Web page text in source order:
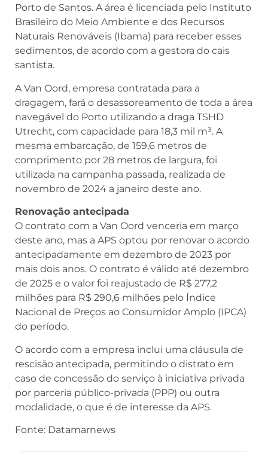
Porto de Santos. A área é licenciada pelo Instituto
Brasileiro do Meio Ambiente e dos Recursos
Naturais Renováveis (Ibama) para receber esses
sedimentos, de acordo com a gestora do cais
santista.
A Van Oord, empresa contratada para a
dragagem, fará o desassoreamento de toda a área
navegável do Porto utilizando a draga TSHD
Utrecht, com capacidade para 18,3 mil m³. A
mesma embarcação, de 159,6 metros de
comprimento por 28 metros de largura, foi
utilizada na campanha passada, realizada de
novembro de 2024 a janeiro deste ano.
Renovação antecipada
O contrato com a Van Oord venceria em março
deste ano, mas a APS optou por renovar o acordo
antecipadamente em dezembro de 2023 por
mais dois anos. O contrato é válido até dezembro
de 2025 e o valor foi reajustado de R$ 277,2
milhões para R$ 290,6 milhões pelo Índice
Nacional de Preços ao Consumidor Amplo (IPCA)
do período.
O acordo com a empresa inclui uma cláusula de
rescisão antecipada, permitindo o distrato em
caso de concessão do serviço à iniciativa privada
por parceria público-privada (PPP) ou outra
modalidade, o que é de interesse da APS.
Fonte: Datamarnews